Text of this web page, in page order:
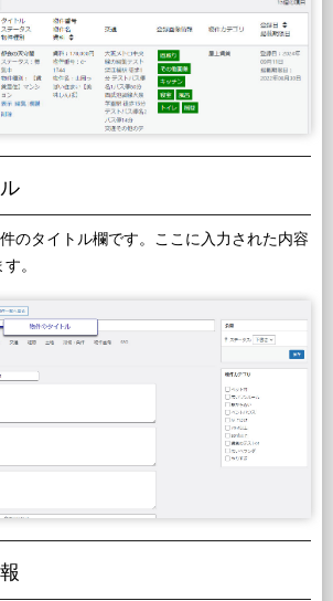
のタイトル欄です。ここに入力された内容
。